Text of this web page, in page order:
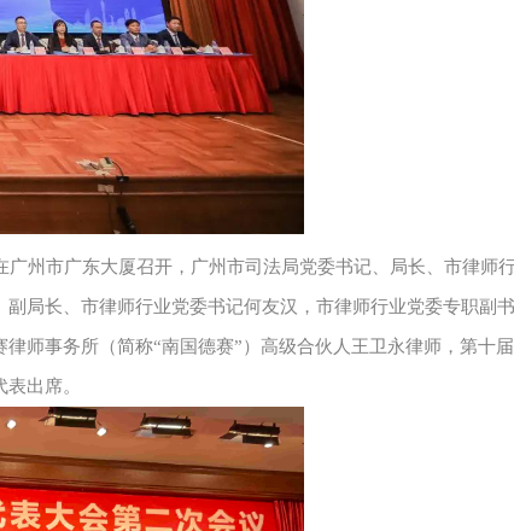
州市广东大厦召开，广州市司法局党委书记、局长、市律师
局长、市律师行业党委书记何友汉，市律师行业党委专职副
师事务所（简称“南国德赛”）高级合伙人王卫永律师，第十
出席。